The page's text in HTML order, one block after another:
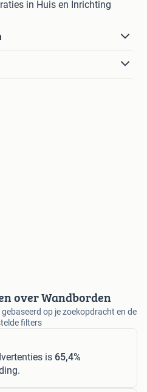
in Huis en Inrichting
over Wandborden
op je zoekopdracht en de
filters
is 65,4%